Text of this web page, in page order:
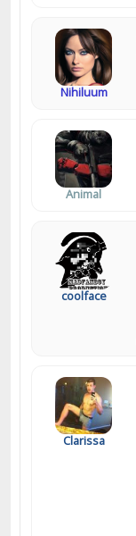
Nihiluum
Animal
coolface
Clarissa